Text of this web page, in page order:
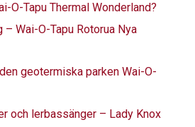
O-Tapu Thermal Wonderland?
Wai-O-Tapu Rotorua Nya
geotermiska parken Wai-O-
och lerbassänger – Lady Knox